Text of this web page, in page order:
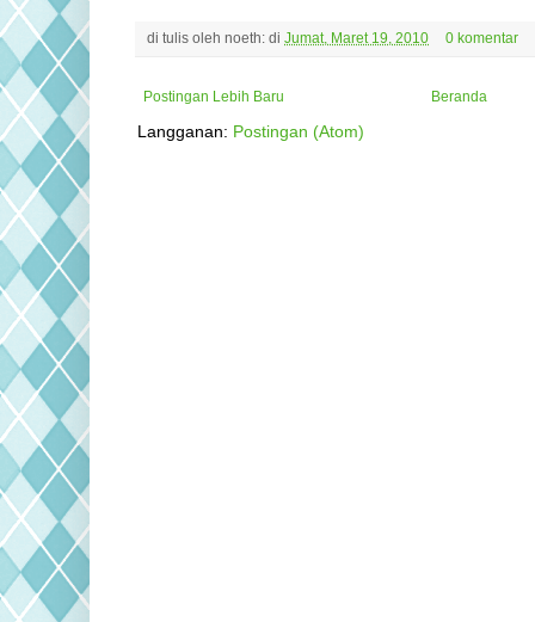
di tulis oleh noeth: di Jumat, Maret 19, 2010 0 komentar
Postingan Lebih Baru Beranda
Langganan: Postingan (Atom)